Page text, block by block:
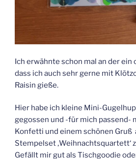
Ich erwähnte schon mal an der ein
dass ich auch sehr gerne mit
Raisin gieße.
Hier habe ich kleine Mini-
gegossen und -für mich passend-
Konfetti und einem schönen Gruß
Stempelset ‚Weihnachtsquartett‘
Gefällt mir gut als Tischgoodie